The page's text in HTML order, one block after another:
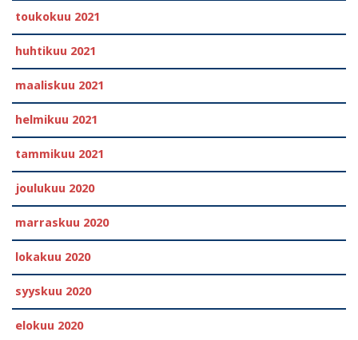
toukokuu 2021
huhtikuu 2021
maaliskuu 2021
helmikuu 2021
tammikuu 2021
joulukuu 2020
marraskuu 2020
lokakuu 2020
syyskuu 2020
elokuu 2020